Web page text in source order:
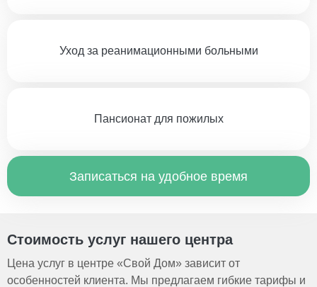
Уход за реанимационными больными
Пансионат для пожилых
Записаться на удобное время
Стоимость услуг нашего центра
Цена услуг в центре «Свой Дом» зависит от
особенностей клиента. Мы предлагаем гибкие тарифы и